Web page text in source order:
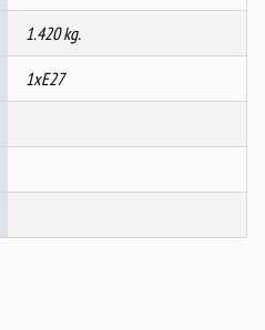
1.420 kg.
1xE27